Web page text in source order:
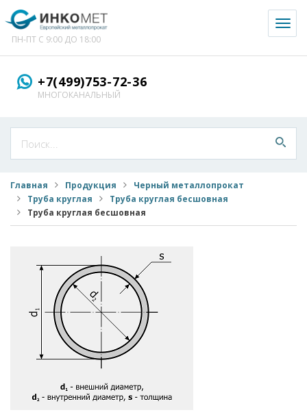
ПН-ПТ С 9:00 ДО 18:00
+7(499)753-72-36
МНОГОКАНАЛЬНЫЙ
Главная Продукция
Черный металлопрокат
Труба круглая
Труба круглая бесшовная
Труба круглая бесшовная